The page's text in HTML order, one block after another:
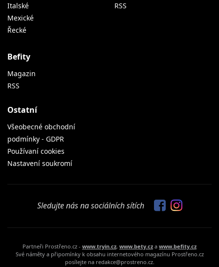
Italské
Mexické
Řecké
RSS
Befity
Magazin
RSS
Ostatní
Všeobecné obchodní
podmínky - GDPR
Používaní cookies
Nastavení soukromí
Sledujte nás na sociálních sítích
Partneři Prostřeno.cz - www.tryin.cz, www.bety.cz a www.befity.cz
Své náměty a připomínky k obsahu internetového magazínu Prostřeno.cz
posílejte na redakce@prostreno.cz.